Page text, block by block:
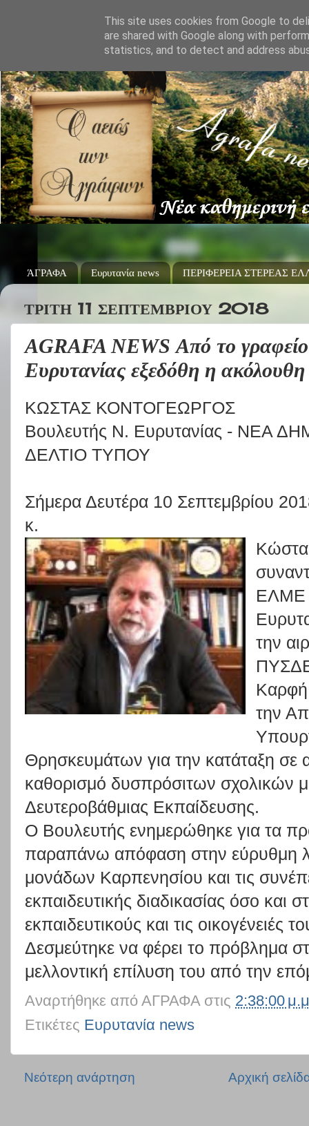
ΆΓΡΑΦΑ Ευρυτανία news ΠΕΡΙΦΕΡΕΙΑ ΣΤΕΡΕΑΣ
ΤΡΊΤΗ 11 ΣΕΠΤΕΜΒΡΊΟΥ 2018
AGRAFA NEWS Από το
Ευρυτανίας εξεδόθη η
ΚΩΣΤΑΣ ΚΟΝΤΟΓΕΩΡΓΟΣ
Βουλευτής Ν. Ευρυτανίας - ΝΕΑ
ΔΕΛΤΙΟ ΤΥΠΟΥ
Σήμερα Δευτέρα 10 Σεπτεμβρίου
κ.
σ
ΕΛΜΕ
την
την
Θρησκευμάτων για την κατάταξη σε
καθορισμό δυσπρόσιτων σχολικών
Δευτεροβάθμιας Εκπαίδευσης.
Ο Βουλευτής ενημερώθηκε για τα
παραπάνω απόφαση στην εύρυθμη
μονάδων Καρπενησίου και τις
εκπαιδευτικής διαδικασίας όσο και στ
εκπαιδευτικούς και τις οικογένειές
Δεσμεύτηκε να φέρει το πρόβλημα
μελλοντική επίλυση του από την
Αναρτήθηκε από ΑΓΡΑΦΑ στις 2:38:00
Ετικέτες Ευρυτανία news
Νεότερη ανάρτηση Αρχική
This site uses cookies from Google to
are shared with Google along with
statistics, and to detect and address